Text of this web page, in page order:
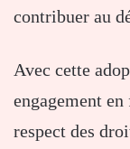
contribuer au
Avec cette
engagement
respect des